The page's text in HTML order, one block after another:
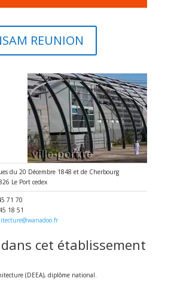
REUNION
du 20 Décembre 1848 et de Cherbourg
Le Port cedex
71 70
18 51
cet établissement
(DEEA), diplôme national.